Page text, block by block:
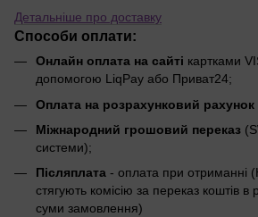
Детальніше про доставку
Способи оплати:
Онлайн оплата на сайті картками
допомогою LiqPay або Приват24;
Оплата на розрахунковий рахунок
Міжнародний грошовий переказ
системи);
Післяплата - оплата при отриманні
стягують комісію за переказ коштів в
суми замовлення)